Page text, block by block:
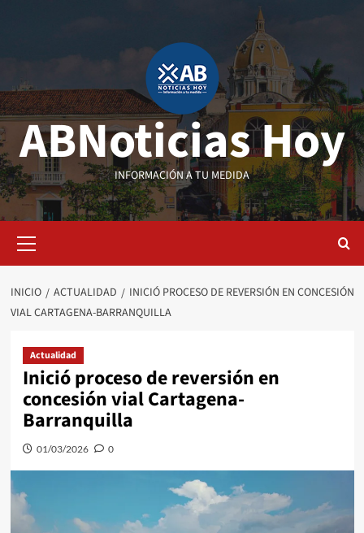
ABNoticias Hoy
INFORMACIÓN A TU MEDIDA
primario
INICIO ACTUALIDAD
INICIÓ PROCESO DE REVERSIÓN EN CONCESIÓN
VIAL CARTAGENA-BARRANQUILLA
Actualidad
Inició proceso de reversión en
concesión vial Cartagena-
Barranquilla
01/03/2026 0